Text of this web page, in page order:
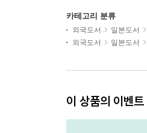
카테고리 분류
외국도서 일본도서
외국도서
일본도서
이 상품의 이벤트